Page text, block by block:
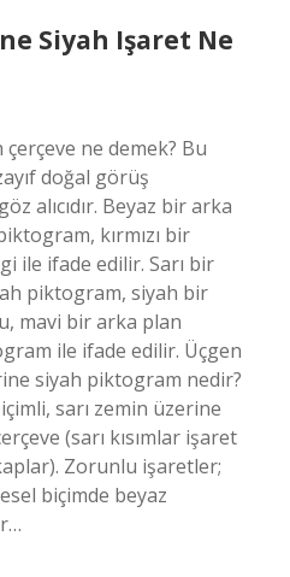
Siyah Işaret Ne
ne demek? Bu
doğal görüş
alıcıdır. Beyaz bir arka
kırmızı bir
ile ifade edilir. Sarı bir
piktogram, siyah bir
mavi bir arka plan
ile ifade edilir. Üçgen
siyah piktogram nedir?
sarı zemin üzerine
(sarı kısımlar işaret
Zorunlu işaretler;
biçimde beyaz